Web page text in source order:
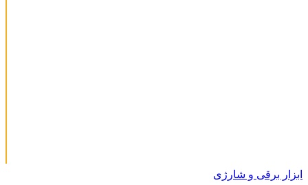
ابزار برقی و شارژی